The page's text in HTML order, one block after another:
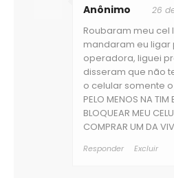
Anônimo 26
Roubaram meu cel
mandaram eu ligar
operadora, liguei
disseram que não
o celular somente o
PELO MENOS NA
BLOQUEAR MEU
COMPRAR UM DA
Responder Excluir